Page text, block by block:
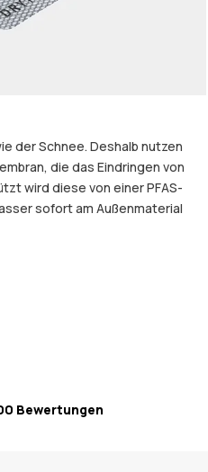
der Schnee. Deshalb nutzen
die das Eindringen von
wird diese von einer PFAS-
sofort am Außenmaterial
Bewertungen